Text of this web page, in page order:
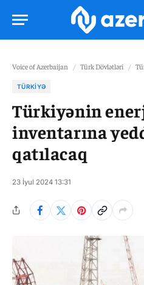
Voice of Azerbaijan / Türk Dövlətləri /
TÜRKIYƏ
Türkiyənin
inventarına
qatılacaq
23 İyul 2024 13:31